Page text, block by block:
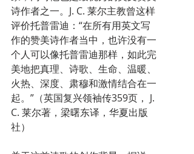
诗作者之一。J. C. 莱尔主教曾这样
评价托普雷迪：“在所有用英文写
作的赞美诗作者当中，也许没有一
个人可以像托普雷迪那样，如此完
美地把真理、诗歌、生命、温暖、
火热、深度、肃穆和激情结合在一
起。”（英国复兴领袖传359页， J.
C. 莱尔著，梁曙东译，华夏出版
社）